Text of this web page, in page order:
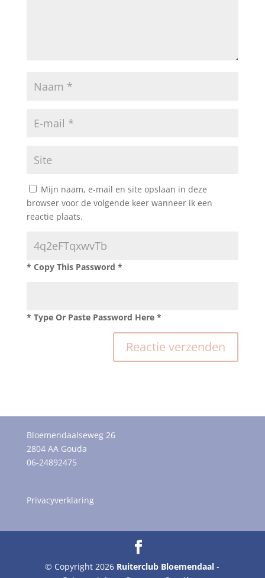
Mijn naam, e-mail en site opslaan in deze
browser voor de volgende keer wanneer ik een
reactie plaats.
* Copy This Password *
* Type Or Paste Password Here *
Bloemendaalseweg 26
2804 AA Gouda
06-24892475
Privacyverklaring
© Copyright 2026 Ruiterclub Bloemendaal -